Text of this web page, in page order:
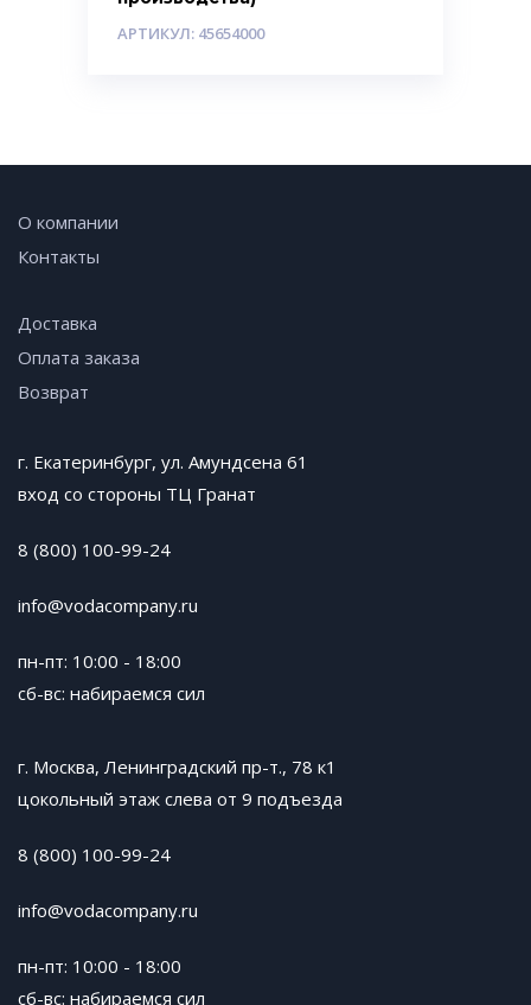
АРТИКУЛ: 45654000
О компании
Контакты
Доставка
Оплата заказа
Возврат
г. Екатеринбург, ул. Амундсена 61
вход со стороны ТЦ Гранат
8 (800) 100-99-24
info@vodacompany.ru
пн-пт: 10:00 - 18:00
сб-вс: набираемся сил
г. Москва, Ленинградский пр-т., 78 к1
цокольный этаж слева от 9 подъезда
8 (800) 100-99-24
info@vodacompany.ru
пн-пт: 10:00 - 18:00
сб-вс: набираемся сил